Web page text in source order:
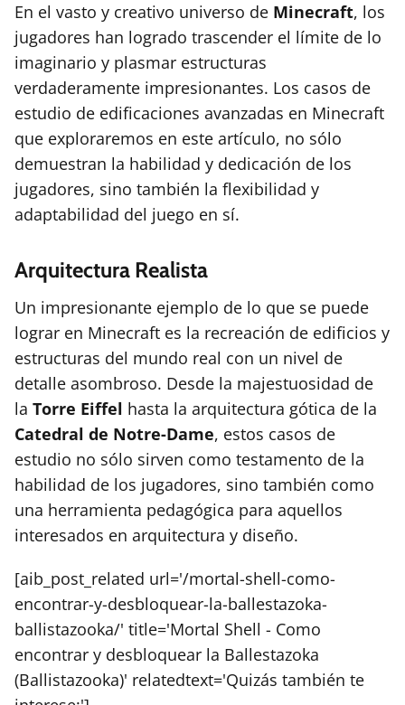
En el vasto y creativo universo de Minecraft, los
jugadores han logrado trascender el límite de lo
imaginario y plasmar estructuras
verdaderamente impresionantes. Los casos de
estudio de edificaciones avanzadas en Minecraft
que exploraremos en este artículo, no sólo
demuestran la habilidad y dedicación de los
jugadores, sino también la flexibilidad y
adaptabilidad del juego en sí.
Arquitectura Realista
Un impresionante ejemplo de lo que se puede
lograr en Minecraft es la recreación de edificios y
estructuras del mundo real con un nivel de
detalle asombroso. Desde la majestuosidad de
la Torre Eiffel hasta la arquitectura gótica de la
Catedral de Notre-Dame, estos casos de
estudio no sólo sirven como testamento de la
habilidad de los jugadores, sino también como
una herramienta pedagógica para aquellos
interesados en arquitectura y diseño.
[aib_post_related url='/mortal-shell-como-
encontrar-y-desbloquear-la-ballestazoka-
ballistazooka/' title='Mortal Shell - Como
encontrar y desbloquear la Ballestazoka
(Ballistazooka)' relatedtext='Quizás también te